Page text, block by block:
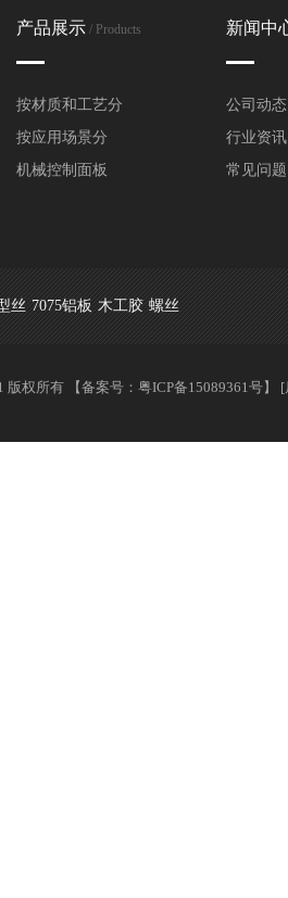
产品展示 / Products
按材质和工艺分
按应用场景分
机械控制面板
新闻中
公司动态
行业资讯
常见问题
丝 7075铝板 木工胶 螺丝
权所有 【备案号： 粤ICP备15089361号】 [